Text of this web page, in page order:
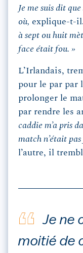
Je me suis dit
où, explique-t-
à sept ou huit
face était fou. »
L’Irlandais,
pour le par par
prolonger le
par rendre les
caddie m’a pris
match n’était
l’autre, il
Je ne
moitié de